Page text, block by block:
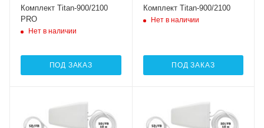
Комплект Titan-900/2100
PRO
Нет в наличии
ПОД ЗАКАЗ
Комплект Titan-900/2100
Нет в наличии
ПОД ЗАКАЗ